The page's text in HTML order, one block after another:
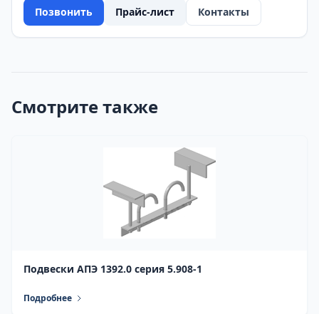
Позвонить Прайс-лист Контакты
Смотрите также
Подвески АПЭ 1392.0 серия 5.908-1
Подробнее